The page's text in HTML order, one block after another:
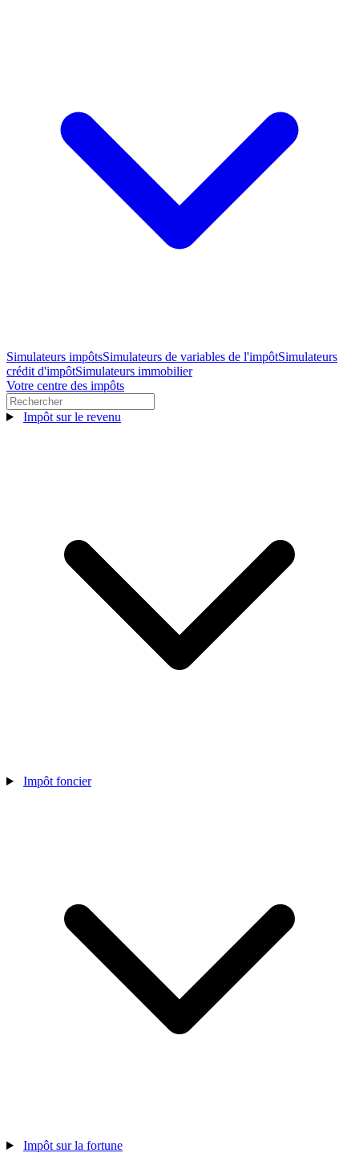
Simulateurs impôtsSimulateurs de variables de l'impôtSimulateurs
crédit d'impôtSimulateurs immobilier
Votre centre des impôts
Impôt sur le revenu
Impôt foncier
Impôt sur la fortune